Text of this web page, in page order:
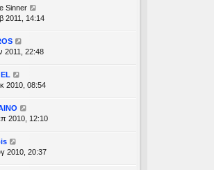
Sinner
2011, 14:14
2011, 22:48
2010, 08:54
2010, 12:10
2010, 20:37